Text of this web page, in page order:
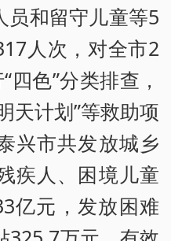
员和留守儿童等5
人次，对全市2
色”分类排查，
天计划”等救助项
兴市共发放城乡
疾人、困境儿童
亿元，发放困难